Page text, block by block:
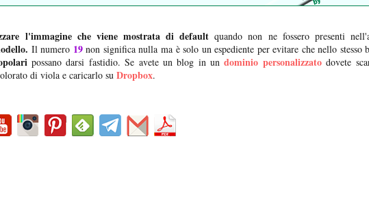
l'immagine che viene mostrata di default quando non ne fossero presenti
Il numero 19non significa nulla ma è solo un espediente per evitare che nello stesso
possano darsi fastidio. Se avete un blog in undominio personalizzatodovete
di viola e caricarlo su Dropbox.